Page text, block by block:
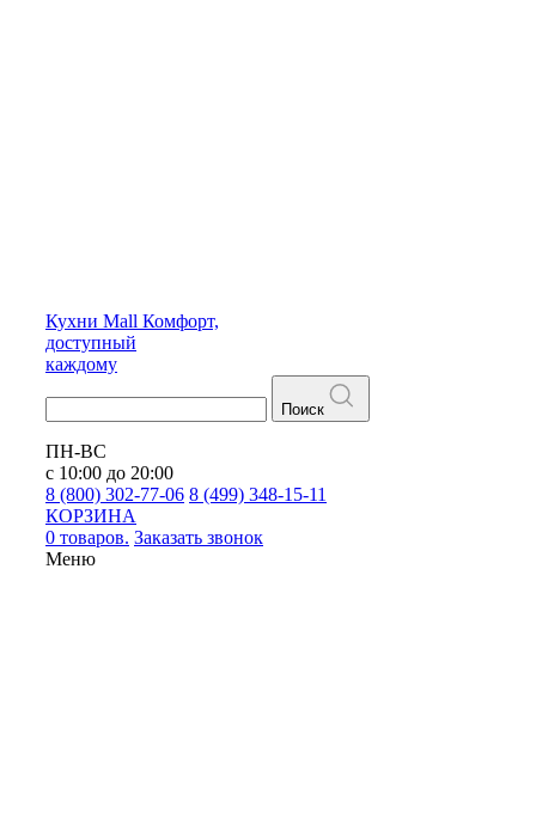
Кухни Mall Комфорт,
доступный
каждому
Поиск
ПН-ВС
с 10:00 до 20:00
8 (800) 302-77-06 8 (499) 348-15-11
КОРЗИНА
0 товаров. Заказать звонок
Меню